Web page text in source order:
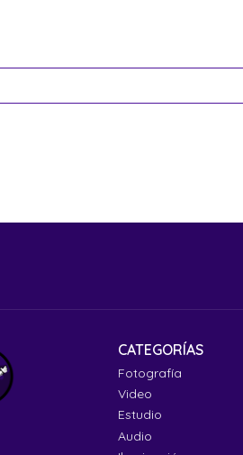
CATEGORÍAS
Fotografía
Video
Estudio
Audio